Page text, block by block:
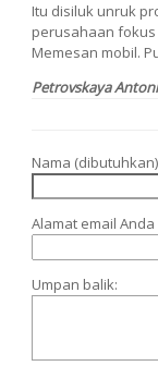
Itu disiluk unruk
perusahaan
Memesan mobil.
Petrovskaya
Nama (dibutuhkan)
Alamat email Anda
Umpan balik: